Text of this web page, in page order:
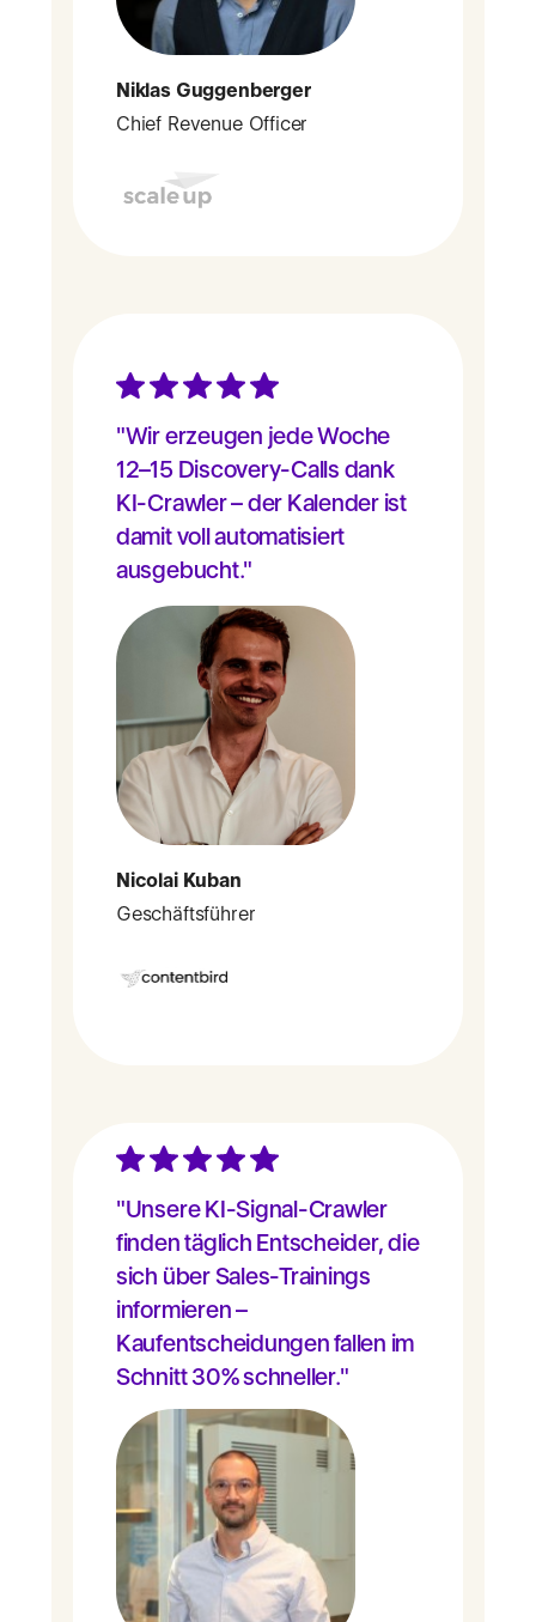
Niklas Guggenberger
Chief Revenue Officer
"Wir erzeugen jede Woche
12–15 Discovery-Calls dank
KI-Crawler – der Kalender ist
damit voll automatisiert
ausgebucht."
Nicolai Kuban
Geschäftsführer
"Unsere KI-Signal-Crawler
finden täglich Entscheider, die
sich über Sales-Trainings
informieren –
Kaufentscheidungen fallen im
Schnitt 30% schneller."